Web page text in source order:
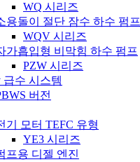
WQ 시리즈
용돌이 절단 잠수 하수 펌프
WQV 시리즈
가흡입형 비막힘 하수 펌프
PZW 시리즈
급수 시스템
버전
기 모터 TEFC 유형
YE3 시리즈
프용 디젤 엔진